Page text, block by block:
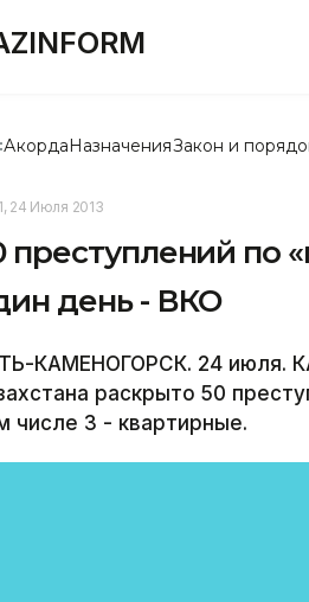
АкордаНазначенияЗакон и
24 Июля 2013
преступлений по
день - ВКО
КАМЕНОГОРСК. 24 июля.
раскрыто 50
числе 3 - квартирные.